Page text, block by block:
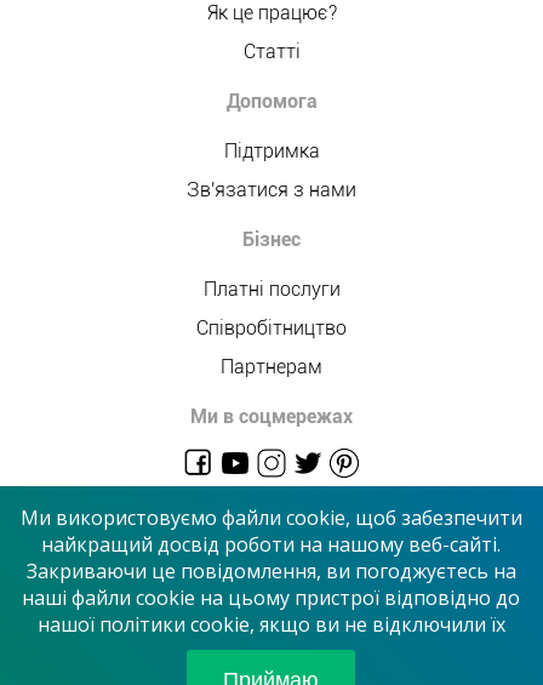
Як це працює?
Статті
Допомога
Підтримка
Зв'язатися з нами
Бізнес
Платні послуги
Співробітництво
Партнерам
Ми в соцмережах
© 2026 “Сервісний центр”
Приймаємо до оплати
Ми використовуємо файли cookie, щоб забезпечити
найкращий досвід роботи на нашому веб-сайті.
Закриваючи це повідомлення, ви погоджуєтесь на
наші файли cookie на цьому пристрої відповідно до
нашої політики cookie, якщо ви не відключили їх
Приймаю